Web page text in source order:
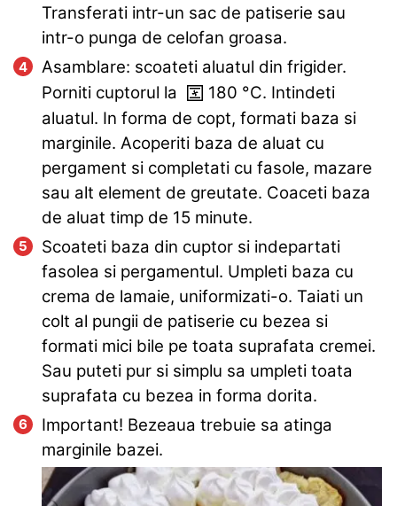
Transferati intr-un sac de patiserie sau
intr-o punga de celofan groasa.
Asamblare: scoateti aluatul din frigider.
Porniti cuptorul la
180 °C. Intindeti
aluatul. In forma de copt, formati baza si
marginile. Acoperiti baza de aluat cu
pergament si completati cu fasole, mazare
sau alt element de greutate. Coaceti baza
de aluat timp de 15 minute.
Scoateti baza din cuptor si indepartati
fasolea si pergamentul. Umpleti baza cu
crema de lamaie, uniformizati-o. Taiati un
colt al pungii de patiserie cu bezea si
formati mici bile pe toata suprafata cremei.
Sau puteti pur si simplu sa umpleti toata
suprafata cu bezea in forma dorita.
Important! Bezeaua trebuie sa atinga
marginile bazei.